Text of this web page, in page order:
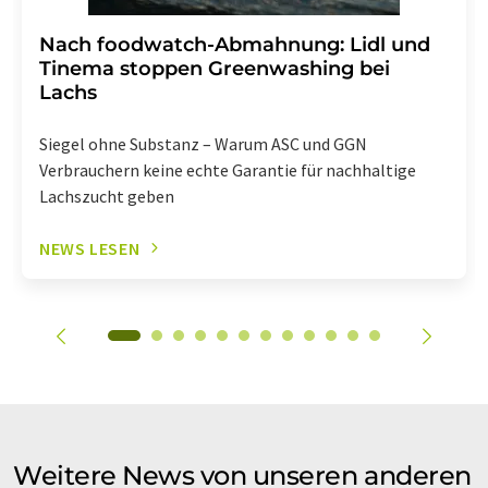
Nach foodwatch-Abmahnung: Lidl und
Tinema stoppen Greenwashing bei
Lachs
Siegel ohne Substanz – Warum ASC und GGN
Verbrauchern keine echte Garantie für nachhaltige
Lachszucht geben
NEWS LESEN
Weitere News von unseren anderen